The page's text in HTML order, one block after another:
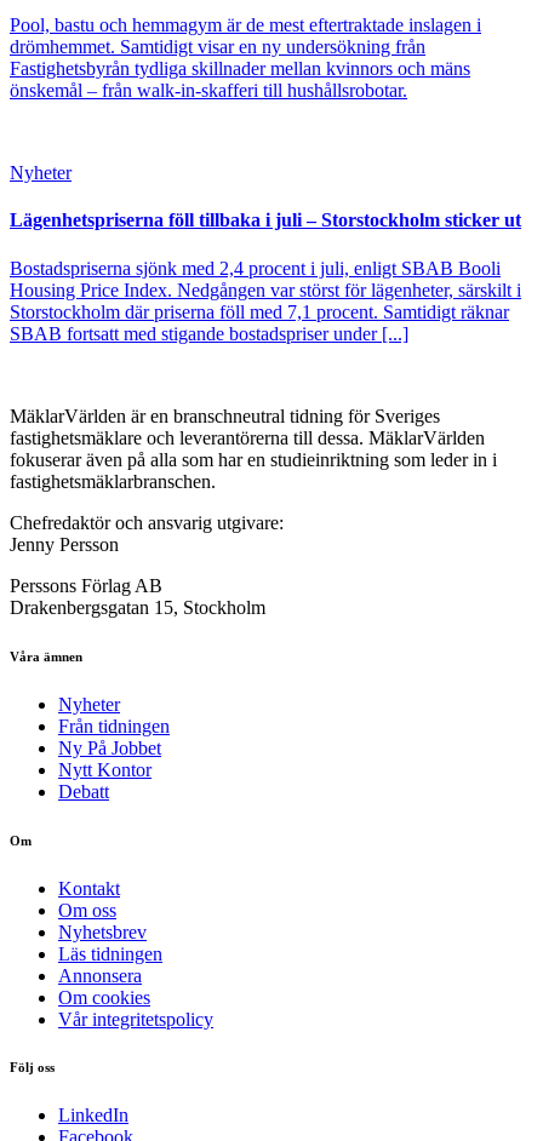
Pool, bastu och hemmagym är de mest eftertraktade inslagen i
drömhemmet. Samtidigt visar en ny undersökning från
Fastighetsbyrån tydliga skillnader mellan kvinnors och mäns
önskemål – från walk-in-skafferi till hushållsrobotar.
Nyheter
Lägenhetspriserna föll tillbaka i juli – Storstockholm sticker ut
Bostadspriserna sjönk med 2,4 procent i juli, enligt SBAB Booli
Housing Price Index. Nedgången var störst för lägenheter, särskilt i
Storstockholm där priserna föll med 7,1 procent. Samtidigt räknar
SBAB fortsatt med stigande bostadspriser under [...]
MäklarVärlden är en branschneutral tidning för Sveriges
fastighetsmäklare och leverantörerna till dessa. MäklarVärlden
fokuserar även på alla som har en studieinriktning som leder in i
fastighetsmäklarbranschen.
Chefredaktör och ansvarig utgivare:
Jenny Persson
Perssons Förlag AB
Drakenbergsgatan 15, Stockholm
Våra ämnen
Nyheter
Från tidningen
Ny På Jobbet
Nytt Kontor
Debatt
Om
Kontakt
Om oss
Nyhetsbrev
Läs tidningen
Annonsera
Om cookies
Vår integritetspolicy
Följ oss
LinkedIn